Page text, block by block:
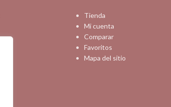
Tienda
Mi cuenta
Comparar
Favoritos
Mapa del sitio